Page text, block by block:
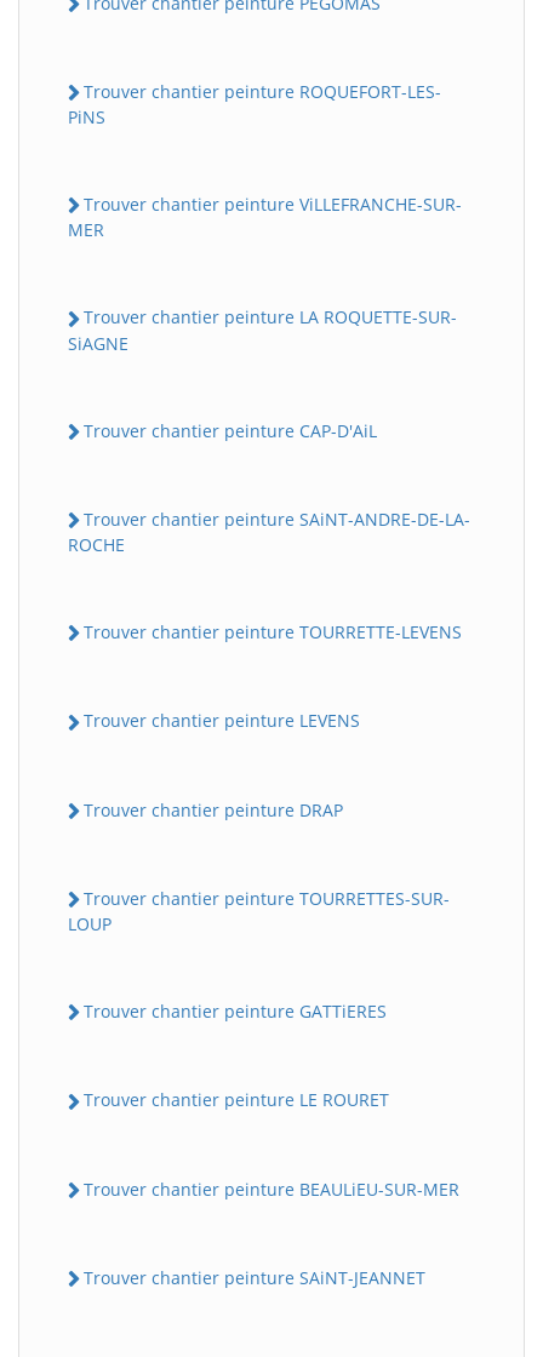
Trouver chantier peinture ROQUEFORT-LES-
PiNS
Trouver chantier peinture ViLLEFRANCHE-SUR-
MER
Trouver chantier peinture LA ROQUETTE-SUR-
SiAGNE
Trouver chantier peinture CAP-D'AiL
Trouver chantier peinture SAiNT-ANDRE-DE-LA-
ROCHE
Trouver chantier peinture TOURRETTE-LEVENS
Trouver chantier peinture LEVENS
Trouver chantier peinture DRAP
Trouver chantier peinture TOURRETTES-SUR-
LOUP
Trouver chantier peinture GATTiERES
Trouver chantier peinture LE ROURET
Trouver chantier peinture BEAULiEU-SUR-MER
Trouver chantier peinture SAiNT-JEANNET